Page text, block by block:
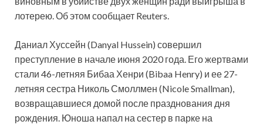
лотерею. Об этом сообщает Reuters.
Даниал Хуссейн (Danyal Hussein) совершил
преступление в начале июня 2020 года. Его жертвами
стали 46-летняя Бибаа Хенри (Bibaa Henry) и ее 27-
летняя сестра Николь Смоллмен (Nicole Smallman),
возвращавшиеся домой после празднования дня
рождения. Юноша напал на сестер в парке на